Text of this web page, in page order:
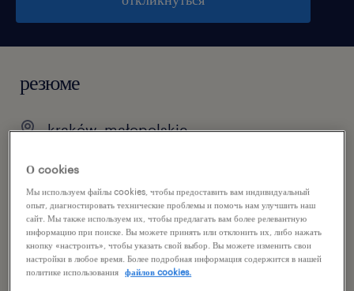
резюме
kraków, małopolskie
pełen etat
специальность
inżynieria
О cookies
Мы используем файлы cookies, чтобы предоставить вам индивидуальный
опыт, диагностировать технические проблемы и помочь нам улучшить наш
сайт. Мы также используем их, чтобы предлагать вам более релевантную
информацию при поиске. Вы можете принять или отклонить их, либо нажать
кнопку «настроить», чтобы указать свой выбор. Вы можете изменить свои
настройки в любое время. Более подробная информация содержится в нашей
политике использования
файлов cookies.